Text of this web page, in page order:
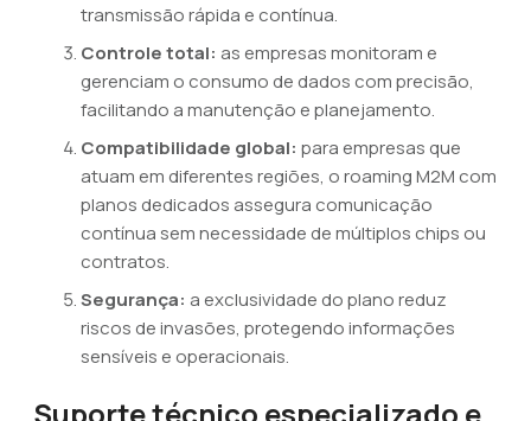
transmissão rápida e contínua.
Controle total: as empresas monitoram e
gerenciam o consumo de dados com precisão,
facilitando a manutenção e planejamento.
Compatibilidade global: para empresas que
atuam em diferentes regiões, o roaming M2M com
planos dedicados assegura comunicação
contínua sem necessidade de múltiplos chips ou
contratos.
Segurança: a exclusividade do plano reduz
riscos de invasões, protegendo informações
sensíveis e operacionais.